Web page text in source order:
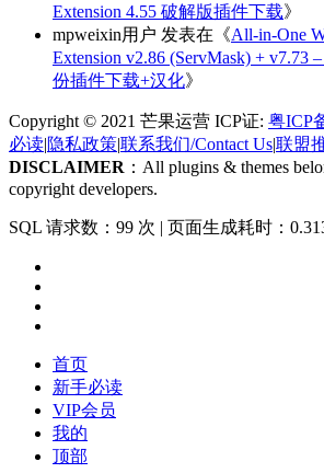
Extension 4.55 破解版插件下载》
mpweixin用户 发表在《All-in-One
Extension v2.86 (ServMask) + v7.73
份插件下载+汉化》
Copyright © 2021 芒果运营 ICP证: 粤ICP
必读|隐私政策|联系我们/Contact Us|联盟
DISCLAIMER ：All plugins & themes
copyright developers.
SQL 请求数：99 次 | 页面生成耗时：
首页
新手必读
VIP会员
我的
顶部